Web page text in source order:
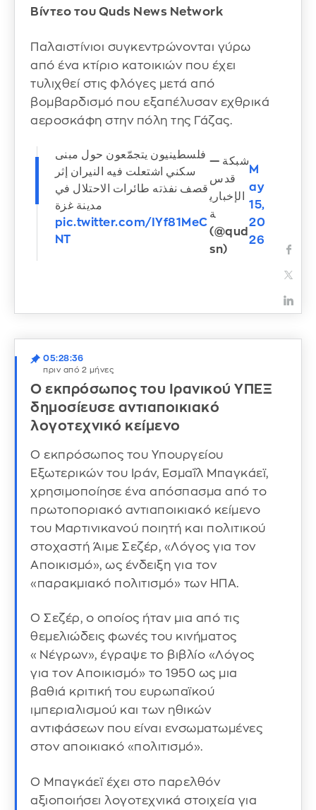
Βίντεο του Quds News Network
Παλαιστίνιοι συγκεντρώνονται γύρω
από ένα κτίριο κατοικιών που έχει
τυλιχθεί στις φλόγες μετά από
βομβαρδισμό που εξαπέλυσαν εχθρικά
αεροσκάφη στην πόλη της Γάζας.
فلسطينيون يتجمّعون حول مبنى
سكني اشتعلت فيه النيران إثر
قصف نفذته طائرات الاحتلال في
مدينة غزة
pic.twitter.com/IYf81MeC
NT
— شبكة
قدس
الإخباري
ة
(@qud
sn)
M
ay
15,
20
26
05:28:36
πριν από 2 μήνες
Ο εκπρόσωπος του Ιρανικού ΥΠΕΞ
δημοσίευσε αντιαποικιακό
λογοτεχνικό κείμενο
Ο εκπρόσωπος του Υπουργείου
Εξωτερικών του Ιράν, Εσμαΐλ Μπαγκάεϊ,
χρησιμοποίησε ένα απόσπασμα από το
πρωτοποριακό αντιαποικιακό κείμενο
του Μαρτινικανού ποιητή και πολιτικού
στοχαστή Άιμε Σεζέρ, «Λόγος για τον
Αποικισμό», ως ένδειξη για τον
«παρακμιακό πολιτισμό» των ΗΠΑ.
Ο Σεζέρ, ο οποίος ήταν μια από τις
θεμελιώδεις φωνές του κινήματος
«Νέγρων», έγραψε το βιβλίο «Λόγος
για τον Αποικισμό» το 1950 ως μια
βαθιά κριτική του ευρωπαϊκού
ιμπεριαλισμού και των ηθικών
αντιφάσεων που είναι ενσωματωμένες
στον αποικιακό «πολιτισμό».
Ο Μπαγκάεϊ έχει στο παρελθόν
αξιοποιήσει λογοτεχνικά στοιχεία για